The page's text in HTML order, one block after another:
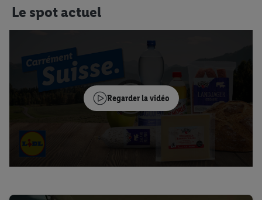
Le spot actuel
Regarder la vidéo